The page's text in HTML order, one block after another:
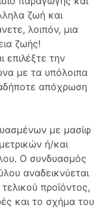
ζωή και
λοιπόν, μια
ζωής!
επιλέξτε την
με τα υπόλοιπα
απόχρωση
με μασίφ
ή/και
Ο συνδυασμός
αναδεικνύεται
προϊόντος,
και το σχήμα του